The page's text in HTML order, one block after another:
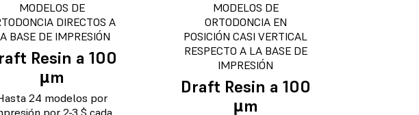
MODELOS DE
DIRECTOS A
BASE DE IMPRESIÓN
Resin a 100
µm
24 modelos por
MODELOS DE
ORTODONCIA EN
POSICIÓN CASI VERTICAL
RESPECTO A LA BASE DE
IMPRESIÓN
Draft Resin a 100
µm